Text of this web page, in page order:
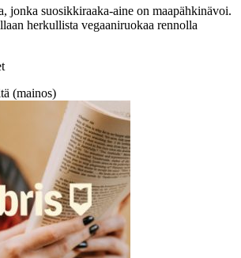
jonka suosikkiraaka-aine on maapähkinävoi.
herkullista vegaaniruokaa rennolla
(mainos)